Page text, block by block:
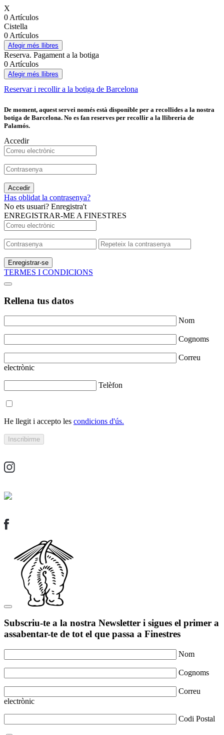
X
0 Artículos
Cistella
0 Artículos
Afegir més llibres
Reserva. Pagament a la botiga
0 Artículos
Afegir més llibres
Reservar i recollir a la botiga de Barcelona
De moment, aquest servei només està disponible per a recollides a la nostra
botiga de Barcelona. No es fan reserves per recollir a la llibreria de
Palamós.
Accedir
Accedir
Has oblidat la contrasenya?
No ets usuari? Enregistra't
ENREGISTRAR-ME A FINESTRES
Enregistrar-se
TERMES I CONDICIONS
Rellena tus datos
Nom
Cognoms
Correu
electrònic
Telèfon
He llegit i accepto les condicions d'ús.
Subscriu-te a la nostra Newsletter i sigues el primer a
assabentar-te de tot el que passa a Finestres
Nom
Cognoms
Correu
electrònic
Codi Postal